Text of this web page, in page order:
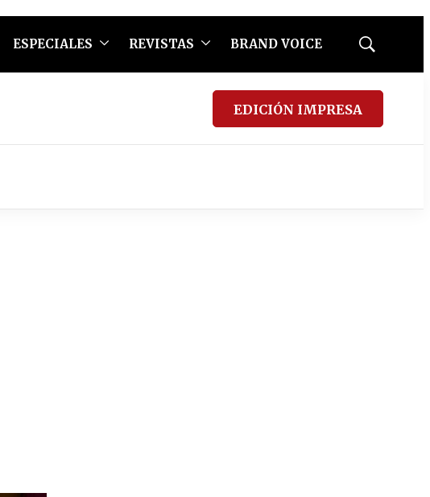
ESPECIALES REVISTAS BRAND VOICE
Mostrar
EDICIÓN IMPRESA